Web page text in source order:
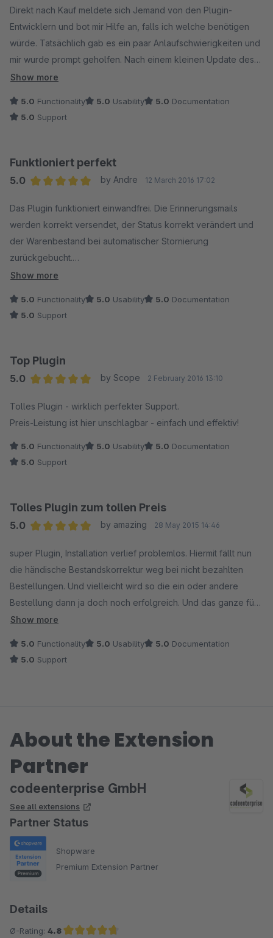
Direkt nach Kauf meldete sich Jemand von den Plugin-
Entwicklern und bot mir Hilfe an, falls ich welche benötigen
würde. Tatsächlich gab es ein paar Anlaufschwierigkeiten und
mir wurde prompt geholfen. Nach einem kleinen Update des
Plugins und einer kurzen Teamviewer-Sitzung funktionierte
rundum zufrieden!
Show more
5.0 Functionality 5.0 Usability 5.0 Documentation
5.0 Support
Funktioniert perfekt
5.0
by Andre 12 March 2016 17:02
Das Plugin funktioniert einwandfrei. Die Erinnerungsmails
werden korrekt versendet, der Status korrekt verändert und
der Warenbestand bei automatischer Stornierung
zurückgebucht.
werden diverse Variablen zum Einbinden angeboten.
Problem in unserer Shop-Datenbank wurde vom Support per
Fernwartung behoben. So muss es sein.
Abschließend hat das Plugin seine volle Punktzahl sich redlich
verdient.
Show more
5.0 Functionality 5.0 Usability 5.0 Documentation
5.0 Support
Top Plugin
5.0
by Scope 2 February 2016 13:10
Tolles Plugin - wirklich perfekter Support.
Preis-Leistung ist hier unschlagbar - einfach und effektiv!
5.0 Functionality 5.0 Usability 5.0 Documentation
5.0 Support
Tolles Plugin zum tollen Preis
5.0
by amazing 28 May 2015 14:46
super Plugin, Installation verlief problemlos. Hiermit fällt nun
die händische Bestandskorrektur weg bei nicht bezahlten
Bestellungen. Und vielleicht wird so die ein oder andere
Bestellung dann ja doch noch erfolgreich. Und das ganze für
einen kleinen Preis. Bin begeistert!
Show more
5.0 Functionality 5.0 Usability 5.0 Documentation
5.0 Support
About the Extension
Partner
codeenterprise GmbH
See all extensions
Partner Status
Shopware
Premium Extension Partner
Details
Ø-Rating: 4.8